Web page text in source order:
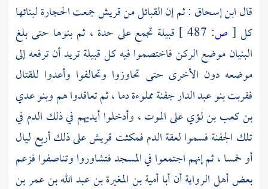
قالابن إسحاق : ثم إن القبائل منقريشجمعت الحجارة لبنائها
كل [ ص:
قبيلة تجمع على حدة ، ثم بنوها حتى بلغ
البنيان موضع الركن فاختصموا فيه كل قبيلة تريد أن ترفعه إلى
موضعه دون الأخرى حتى تحاوزوا وتحالفوا وأعدوا للقتال
فقربتبنو عبد الدارجفنة مملوءة دما ، ثم تعاقدوا هموبنو عدي
بن كعب بن لؤيعلى الموت ، وأدخلوا أيديهم في ذلك الدم في
تلك الجفنة فسموا لعقة الدم فمكثت قريشعلى ذلك أربع ليال
أو خمسا ، ثم إنهم اجتمعوا في المسجد فتشاوروا وتناصفوا فزعم
بعض أهل الرواية أنأبا أمية بن المغيرة بن عبد الله بن عمر بن